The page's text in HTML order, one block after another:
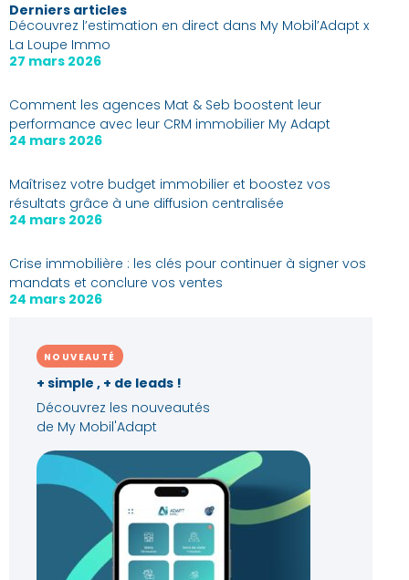
Derniers articles
Découvrez l’estimation en direct dans My Mobil’Adapt x
La Loupe Immo
27 mars 2026
Comment les agences Mat & Seb boostent leur
performance avec leur CRM immobilier My Adapt
24 mars 2026
Maîtrisez votre budget immobilier et boostez vos
résultats grâce à une diffusion centralisée
24 mars 2026
Crise immobilière : les clés pour continuer à signer vos
mandats et conclure vos ventes
24 mars 2026
NOUVEAUTÉ
+ simple , + de leads !
Découvrez les nouveautés
de My Mobil'Adapt